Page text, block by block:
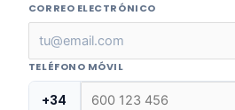
CORREO ELECTRÓNICO
TELÉFONO MÓVIL
+34